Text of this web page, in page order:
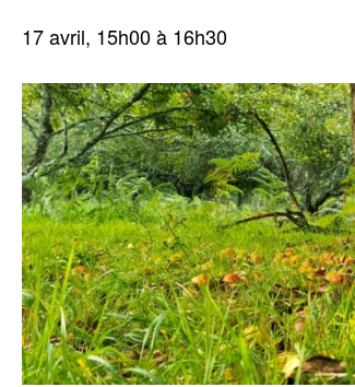
17 avril, 15h00à 16h30